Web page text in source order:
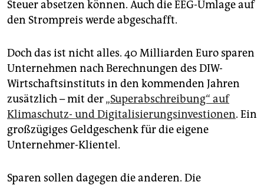
Steuer absetzen können. Auch die EEG-Umlage auf
den Strompreis werde abgeschafft.
Doch das ist nicht alles. 40 Milliarden Euro sparen
Unternehmen nach Berechnungen des DIW-
Wirtschaftsinstituts in den kommenden Jahren
zusätzlich – mit der„Superabschreibung“ auf
Klimaschutz- und Digitalisierungsinvestionen. Ein
großzügiges Geldgeschenk für die eigene
Unternehmer-Klientel.
Sparen sollen dagegen die anderen. Die